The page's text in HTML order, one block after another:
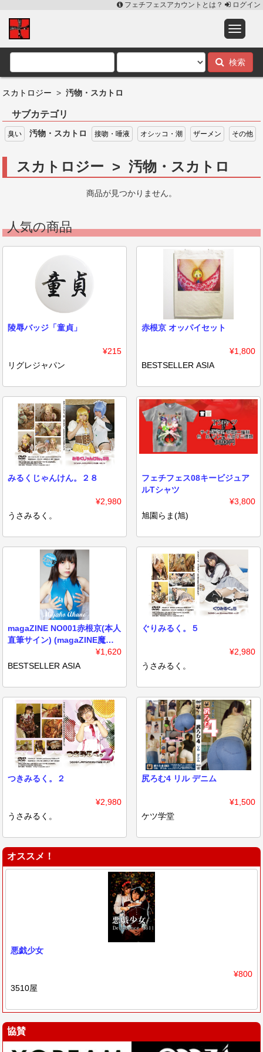
フェチフェスアカウントとは？ ログイン
検索
スカトロジー > 汚物・スカトロ
サブカテゴリ
臭い 汚物・スカトロ 接吻・唾液 オシッコ・潮 ザーメン その他
スカトロジー > 汚物・スカトロ
商品が見つかりません。
人気の商品
陵辱バッジ「童貞」
¥215
リグレジャパン
赤根京 オッパイセット
¥1,800
BESTSELLER ASIA
みるくじゃんけん。２８
¥2,980
うさみるく。
フェチフェス08キービジュア
ルTシャツ
¥3,800
旭園らま(旭)
magaZINE NO001赤根京(本人
直筆サイン) (magaZINE魔画
¥1,620
BESTSELLER ASIA
ぐりみるく。５
¥2,980
うさみるく。
つきみるく。２
¥2,980
うさみるく。
尻ろむ4 リル デニム
¥1,500
ケツ学堂
オススメ！
悪戯少女
¥800
3510屋
協賛